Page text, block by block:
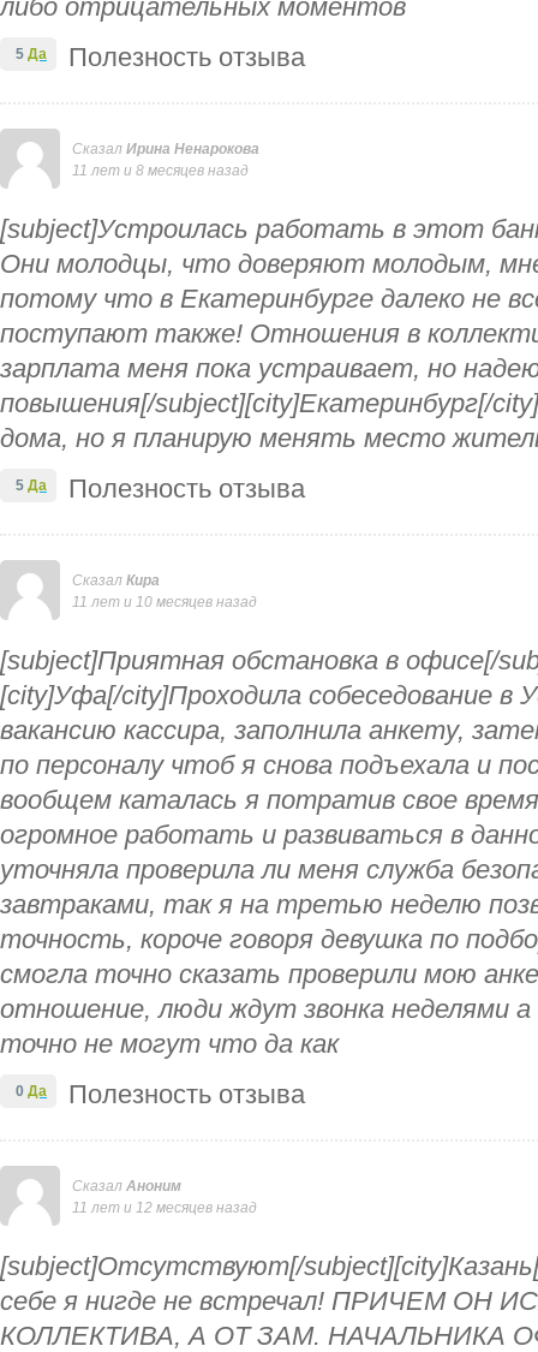
либо отрицательных моментов
Полезность отзыва
5 Да
Сказал Ирина Ненарокова
11 лет и 8 месяцев назад
[subject]Устроилась работать в этот
Они молодцы, что доверяют молодым,
потому что в Екатеринбурге далеко не
поступают также! Отношения в
зарплата меня пока устраивает, но
повышения[/subject][city]Екатеринбург[/
дома, но я планирую менять место
Полезность отзыва
5 Да
Сказал Кира
11 лет и 10 месяцев назад
[subject]Приятная обстановка в офисе[/
[city]Уфа[/city]Проходила собеседование в
вакансию кассира, заполнила анкету,
по персоналу чтоб я снова подъехала и
вообщем каталась я потратив свое
огромное работать и развиваться в
уточняла проверила ли меня служба
завтраками, так я на третью неделю
точность, короче говоря девушка по
смогла точно сказать проверили мою
отношение, люди ждут звонка неделями
точно не могут что да как
Полезность отзыва
0 Да
Сказал Аноним
11 лет и 12 месяцев назад
[subject]Отсутствуют[/
себе я нигде не встречал! ПРИЧЕМ ОН
КОЛЛЕКТИВА, А ОТ ЗАМ. НАЧАЛЬНИКА